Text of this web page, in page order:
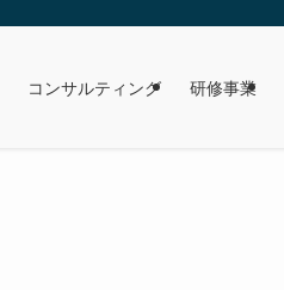
コンサルティング 研修事業